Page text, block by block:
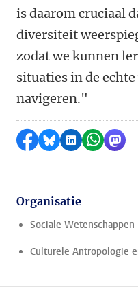
is daarom cruciaal
diversiteit
zodat we kunnen
situaties in de
navigeren."
Delen op Facebook
Delen via Bluesky
Delen op
Delen
Organisatie
Sociale Wetenschappen
Culturele Antropologie